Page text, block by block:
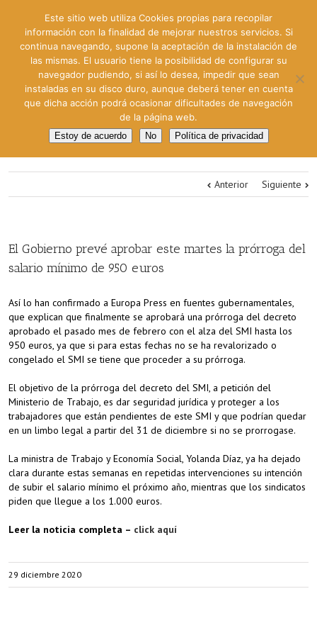
Anterior Siguiente
El Gobierno prevé aprobar este martes la prórroga del
salario mínimo de 950 euros
Así lo han confirmado a Europa Press en fuentes gubernamentales,
que explican que finalmente se aprobará una prórroga del decreto
aprobado el pasado mes de febrero con el alza del SMI hasta los
950 euros, ya que si para estas fechas no se ha revalorizado o
congelado el SMI se tiene que proceder a su prórroga.
El objetivo de la prórroga del decreto del SMI, a petición del
Ministerio de Trabajo, es dar seguridad jurídica y proteger a los
trabajadores que están pendientes de este SMI y que podrían quedar
en un limbo legal a partir del 31 de diciembre si no se prorrogase.
La ministra de Trabajo y Economía Social, Yolanda Díaz, ya ha dejado
clara durante estas semanas en repetidas intervenciones su intención
de subir el salario mínimo el próximo año, mientras que los sindicatos
piden que llegue a los 1.000 euros.
Leer la noticia completa – click aquí
29 diciembre 2020
Este sitio web utiliza Cookies propias para recopilar
información con la finalidad de mejorar nuestros servicios. Si
continua navegando, supone la aceptación de la instalación de
las mismas. El usuario tiene la posibilidad de configurar su
navegador pudiendo, si así lo desea, impedir que sean
instaladas en su disco duro, aunque deberá tener en cuenta
que dicha acción podrá ocasionar dificultades de navegación
de la página web.
Estoy de acuerdo No Política de privacidad